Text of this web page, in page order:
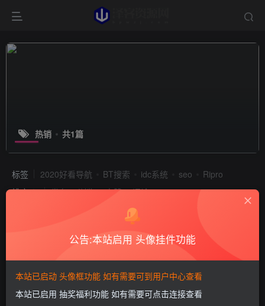
热销 共1篇
标签 2020好看导航 BT搜索 idc系统 seo
Ripro
排序
发布 浏览 点赞 评论
三六零 2021 年上半年营收同
公告:本站启用 头像挂件功能
本站已启动 头像框功能 如有需要可到用户中心查看
本站已启用 抽奖福利功能 如有需要可点击连接查看